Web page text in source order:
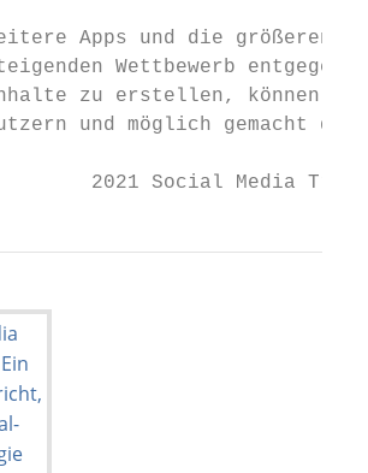
Apps und die größeren
Wettbewerb
zu erstellen, können
und möglich gemacht
2021 Social Media